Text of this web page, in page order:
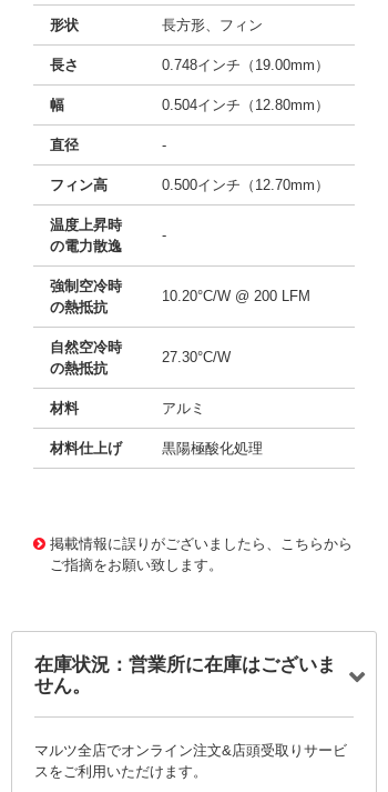
形状 長方形、フィン
長さ 0.748インチ（19.00mm）
幅 0.504インチ（12.80mm）
直径 -
フィン高 0.500インチ（12.70mm）
温度上昇時
の電力散逸
-
強制空冷時
の熱抵抗
10.20°C/W @ 200 LFM
自然空冷時
の熱抵抗
27.30°C/W
材料 アルミ
材料仕上げ 黒陽極酸化処理
掲載情報に誤りがございましたら、こちらから
ご指摘をお願い致します。
在庫状況：営業所に在庫はございま
せん。
マルツ全店でオンライン注文&店頭受取りサービ
スをご利用いただけます。